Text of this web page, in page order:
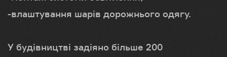
-влаштування шарів дорожнього одягу.
У будівництві задіяно більше 200